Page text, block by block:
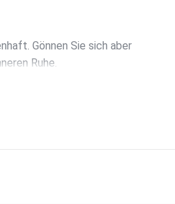
Gönnen Sie sich aber
Ruhe.
Kleinigkeiten. Sparen
die Ihnen wirklich am